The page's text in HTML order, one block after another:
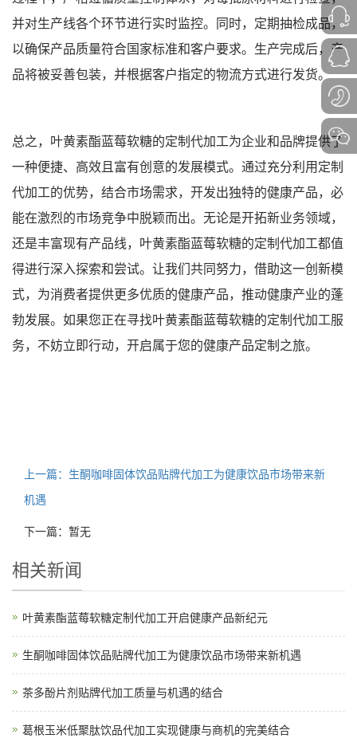
并对生产线各个环节进行实时监控。同时，定期抽检成品，
以确保产品质量符合国家标准和客户要求。生产完成后，产
品将被妥善包装，并根据客户指定的物流方式进行发货。
总之，叶黄素酯蓝莓软糖的定制代加工为企业和品牌提供了
一种便捷、高效且富有创意的发展模式。通过充分利用定制
代加工的优势，结合市场需求，开发出独特的健康产品，必
能在激烈的市场竞争中脱颖而出。无论是开拓新业务领域，
还是丰富现有产品线，叶黄素酯蓝莓软糖的定制代加工都值
得进行深入探索和尝试。让我们共同努力，借助这一创新模
式，为消费者提供更多优质的健康产品，推动健康产业的蓬
勃发展。如果您正在寻找叶黄素酯蓝莓软糖的定制代加工服
务，不妨立即行动，开启属于您的健康产品定制之旅。
上一篇：生酮咖啡固体饮品贴牌代加工为健康饮品市场带来新
机遇
下一篇：暂无
相关新闻
叶黄素酯蓝莓软糖定制代加工开启健康产品新纪元
生酮咖啡固体饮品贴牌代加工为健康饮品市场带来新机遇
茶多酚片剂贴牌代加工质量与机遇的结合
葛根玉米低聚肽饮品代加工实现健康与商机的完美结合